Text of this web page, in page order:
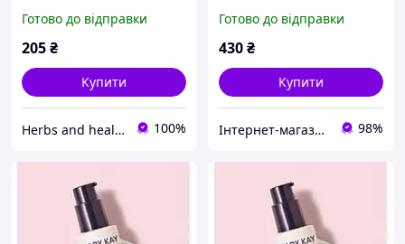
COLLECTION ТМ New Life
Готово до відправки
205₴
Купити
Herbs and health 100%
45мл
Готово до відправки
430₴
Купити
Інтернет-магазин косметики "Lushlume" 98%